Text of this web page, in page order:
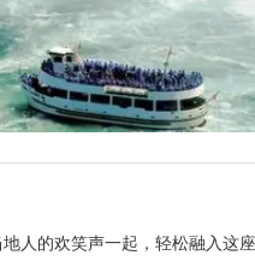
人的欢笑声一起，轻松融入这